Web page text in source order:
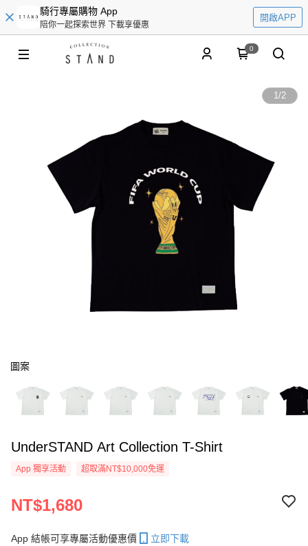
騎行專屬購物 App
陪你一起探索世界 下載享優惠
開啟APP
0
1/2
圖案
UnderSTAND Art Collection T-Shirt
App 獨享活動 超取滿NT$10,000免運
NT$1,680
App 結帳可享專屬活動優惠價
立即下載